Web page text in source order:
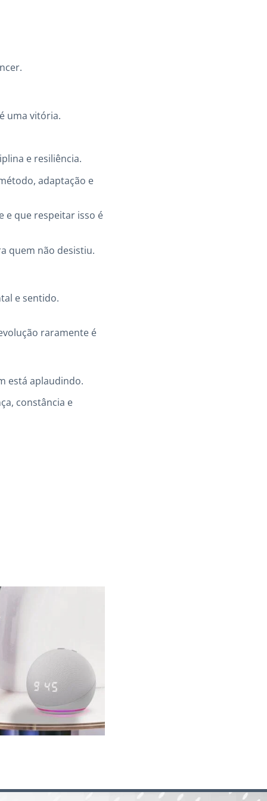
uma vitória.
e resiliência.
adaptação e
e que respeitar isso é
quem não desistiu.
e sentido.
raramente é
está aplaudindo.
constância e